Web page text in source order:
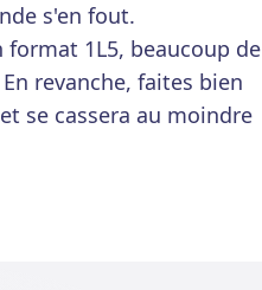
s'en fout.
1L5, beaucoup de
revanche, faites bien
se cassera au moindre